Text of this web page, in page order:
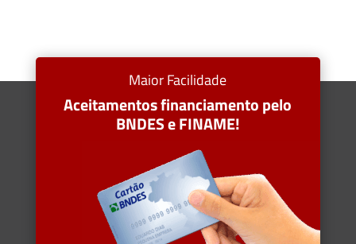
Maior Facilidade
Aceitamentos financiamento pelo
BNDES e FINAME!